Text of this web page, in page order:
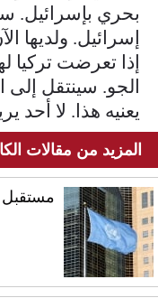
بحري بإسرائيل.
إسرائيل. ولديها
إذا تعرضت تركيا
الجو. سينتقل إلى
يعنيه هذا. لا
المزيد من مقالات
مستقبل